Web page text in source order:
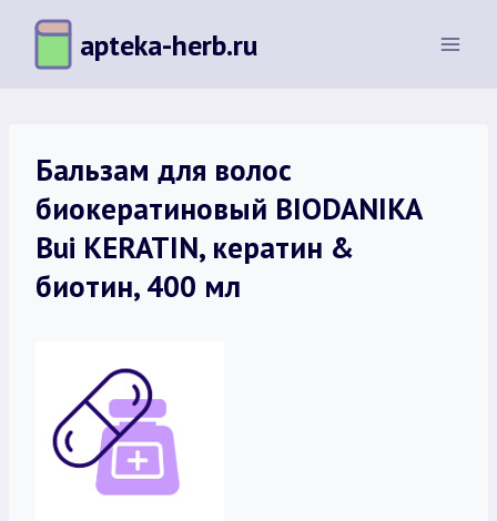
Перейти
содержимому
apteka-herb.ru
Бальзам для волос
биокератиновый BIODANIKA
Bui KERATIN, кератин &
биотин, 400 мл